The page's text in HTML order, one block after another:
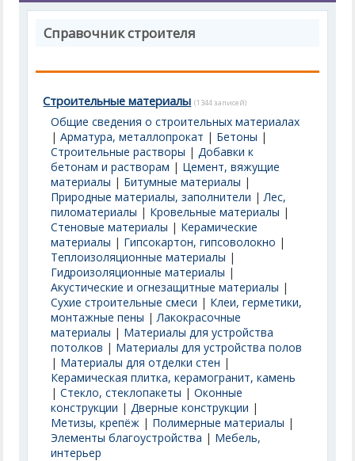
Справочник строителя
Строительные материалы (1344 записей)
Общие сведения о строительных материалах
|Арматура, металлопрокат | Бетоны |
Строительные растворы |Добавки к
бетонам и растворам | Цемент, вяжущие
материалы | Битумные материалы |
Природные материалы, заполнители |Лес,
пиломатериалы | Кровельные материалы |
Стеновые материалы | Керамические
материалы | Гипсокартон, гипсоволокно |
Теплоизоляционные материалы |
Гидроизоляционные материалы |
Акустические и огнезащитные материалы |
Сухие строительные смеси | Клеи, герметики,
монтажные пены |Лакокрасочные
материалы | Материалы для устройства
потолков | Материалы для устройства полов
| Материалы для отделки стен |
Керамическая плитка, керамогранит, камень
|Стекло, стеклопакеты |Оконные
конструкции |Дверные конструкции |
Метизы, крепёж | Полимерные материалы |
Элементы благоустройства | Мебель,
интерьер